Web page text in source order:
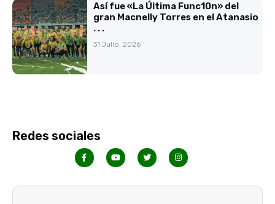
Así fue «La Última Func10n» del
gran Macnelly Torres en el Atanasio
. . .
31 Julio, 2026
Redes sociales